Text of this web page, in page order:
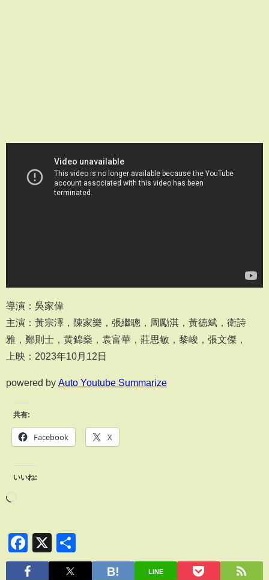
導演：吳家偉
主演：黃宗澤，陳家樂，張繼聰，周勵淇，黃德斌，衛詩
雅，鄭則士，黄錦燊，袁富華，莊思敏，黎峻，張文傑，
上映：2023年10月12日
powered by Auto Youtube Summarize
共有:
Facebook X
いいね:
Facebook
X
有
LINE